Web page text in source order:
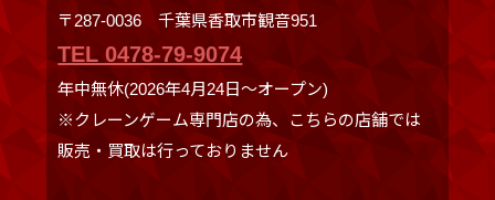
〒287-0036 千葉県香取市観音951
TEL 0478-79-9074
年中無休(2026年4月24日～オープン)
※クレーンゲーム専門店の為、こちらの店舗では
販売・買取は行っておりません